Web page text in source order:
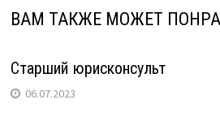
ВАМ ТАКЖЕ МОЖЕТ
Старший юрисконсульт
06.07.2023